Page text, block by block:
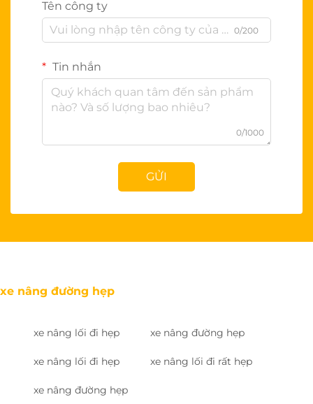
Tên công ty
0/200
Tin nhắn
0/1000
GỬI
xe nâng đường hẹp
xe nâng lối đi hẹp xe nâng đường hẹp
xe nâng lối đi hẹp xe nâng lối đi rất hẹp
xe nâng đường hẹp